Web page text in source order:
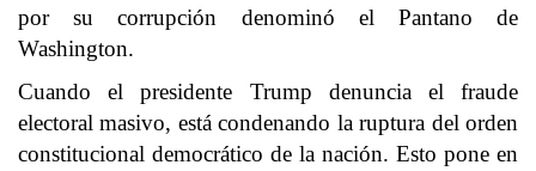
por su corrupción denominó el Pantano de
Washington.
Cuando el presidente Trump denuncia el fraude
electoral masivo, está condenando la ruptura del orden
constitucional democrático de la nación. Esto pone en